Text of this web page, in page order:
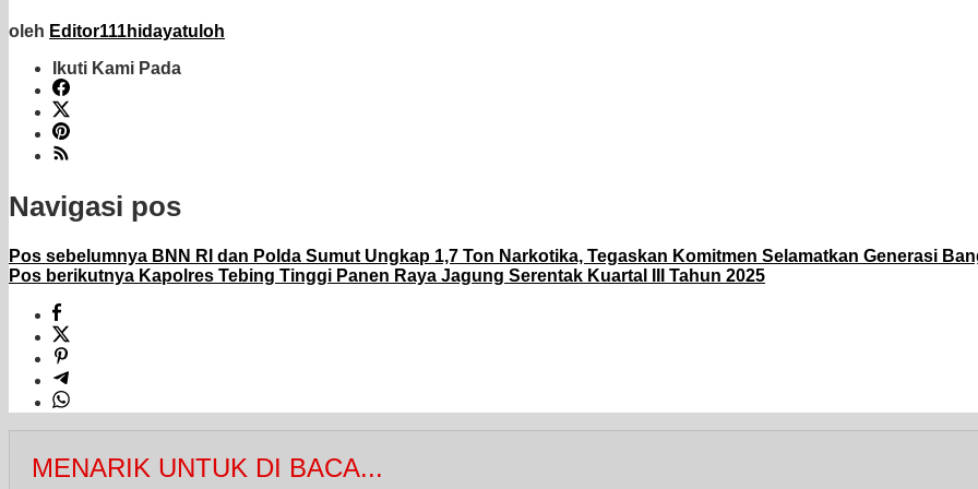
oleh Editor111hidayatuloh
Ikuti Kami Pada
Navigasi pos
Pos sebelumnya BNN RI dan Polda Sumut Ungkap 1,7 Ton Narkotika, Tegaskan Komitmen Selamatkan Generasi
Pos berikutnya Kapolres Tebing Tinggi Panen Raya Jagung Serentak Kuartal III Tahun 2025
MENARIK UNTUK DI BACA...